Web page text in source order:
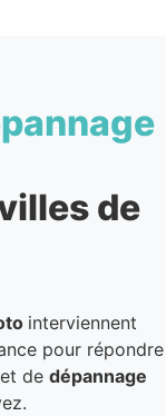
de
interviennent
pour répondre
de dépannage